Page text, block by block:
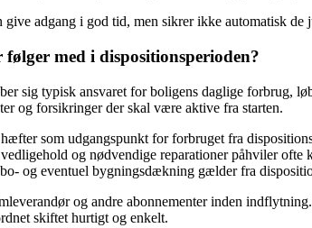
adgang i god tid, men sikrer ikke automatisk de
med i dispositionsperioden?
sig typisk ansvaret for boligens daglige forbrug,
og forsikringer der skal være aktive fra starten.
som udgangspunkt for forbruget fra
og nødvendige reparationer påhviler ofte
og eventuel bygningsdækning gælder fra
og andre abonnementer inden
skiftet hurtigt og enkelt.